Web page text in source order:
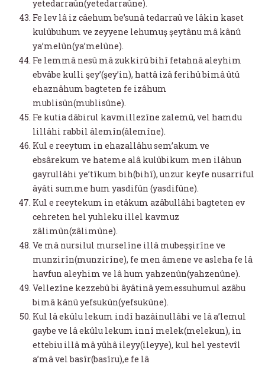
yetedarraûn(yetedarraûne).
Fe lev lâ iz câehum be’sunâ tedarraû ve lâkin kaset
kulûbuhum ve zeyyene lehumuş şeytânu mâ kânû
ya’melûn(ya’melûne).
Fe lemmâ nesû mâ zukkirû bihî fetahnâ aleyhim
ebvâbe kulli şey’(şey’in), hattâ izâ ferihû bimâ ûtû
ehaznâhum bagteten fe izâhum
mublisûn(mublisûne).
Fe kutia dâbirul kavmillezîne zalemû, vel hamdu
lillâhi rabbil âlemîn(âlemîne).
Kul e reeytum in ehazallâhu sem’akum ve
ebsârekum ve hateme alâ kulûbikum men ilâhun
gayrullâhi ye’tîkum bih(bihî), unzur keyfe nusarriful
âyâti summe hum yasdifûn (yasdifûne).
Kul e reeytekum in etâkum azâbullâhi bagteten ev
cehreten hel yuhleku illel kavmuz
zâlimûn(zâlimûne).
Ve mâ nursilul murselîne illâ mubeşşirîne ve
munzirîn(munzirîne), fe men âmene ve asleha fe lâ
havfun aleyhim ve lâ hum yahzenûn(yahzenûne).
Vellezîne kezzebû bi âyâtinâ yemessuhumul azâbu
bimâ kânû yefsukûn(yefsukûne).
Kul lâ ekûlu lekum indî hazâinullâhi ve lâ a’lemul
gaybe ve lâ ekûlu lekum innî melek(melekun), in
ettebiu illâ mâ yûhâ ileyy(ileyye), kul hel yestevîl
a’mâ vel basîr(basîru),e fe lâ